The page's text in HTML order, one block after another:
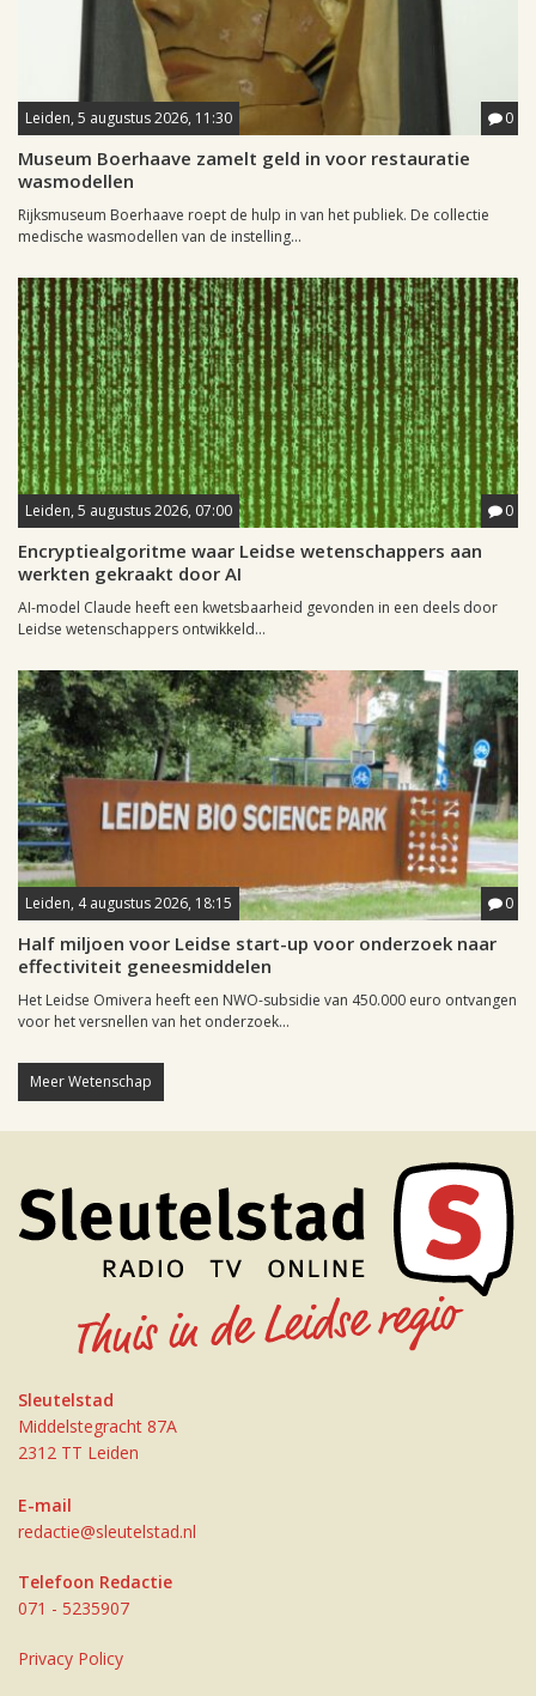
Leiden, 5 augustus 2026, 11:30 0
Museum Boerhaave zamelt geld in voor restauratie
wasmodellen
Rijksmuseum Boerhaave roept de hulp in van het publiek. De collectie
medische wasmodellen van de instelling...
Leiden, 5 augustus 2026, 07:00 0
Encryptiealgoritme waar Leidse wetenschappers aan
werkten gekraakt door AI
AI-model Claude heeft een kwetsbaarheid gevonden in een deels door
Leidse wetenschappers ontwikkeld...
Leiden, 4 augustus 2026, 18:15 0
Half miljoen voor Leidse start-up voor onderzoek naar
effectiviteit geneesmiddelen
Het Leidse Omivera heeft een NWO-subsidie van 450.000 euro ontvangen
voor het versnellen van het onderzoek...
Meer Wetenschap
Sleutelstad
Middelstegracht 87A
2312 TT Leiden
E-mail
redactie@sleutelstad.nl
Telefoon Redactie
071 - 5235907
Privacy Policy